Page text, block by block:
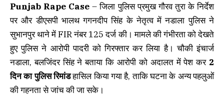
Punjab Rape Case – जिला पुलिस प्रमुख गौरव तुरा के निर्देश
पर और डीएसपी भालथ गगनदीप सिंह के नेतृत्व में नडाला पुलिस ने
सुभानपुर थाने में FIR नंबर 125 दर्ज की। मामले की गंभीरता को देखते
हुए पुलिस ने आरोपी पादरी को गिरफ्तार कर लिया है। चौकी इंचार्ज
नडाला, बलजिंदर सिंह ने बताया कि आरोपी को अदालत में पेश कर 2
दिन का पुलिस रिमांडहासिल किया गया है, ताकि घटना के अन्य पहलुओं
की गहनता से जांच की जा सके।